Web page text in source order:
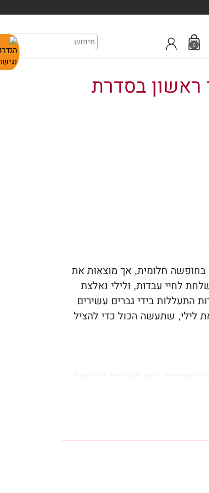
0
בסדרת
חלומית, אך מוצאות את
לחיי עבדות, ולילי נאלצת
התעללות בידי גברים עשירים
לילי, שתעשה הכול כדי להציל
אבל בעולם האפל ומטיל
נשימה ובלתי נמנעות אשר